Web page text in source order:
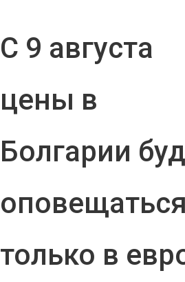
С 9 августа
цены в
Болгарии
оповещаться
только в